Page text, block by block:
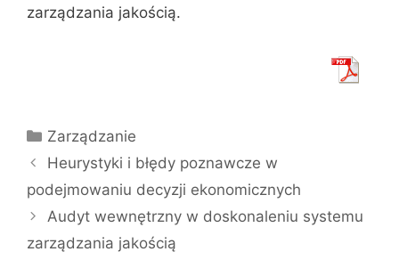
zarządzania jakością.
Kategorie
Zarządzanie
Heurystyki i błędy poznawcze w
podejmowaniu decyzji ekonomicznych
Audyt wewnętrzny w doskonaleniu systemu
zarządzania jakością